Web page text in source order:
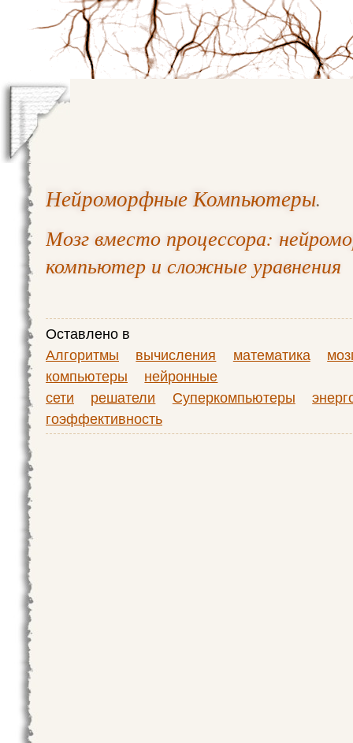
Нейроморфные Компьютеры.
Мозг вместо процессора:
компьютер и сложные уравнения
Оставлено в
Алгоритмы
вычисления математика
компьютеры
нейронные
сети
решатели Суперкомпьютеры
гоэффективность